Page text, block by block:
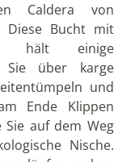
Caldera von
Diese Bucht mit
hält einige
Sie über karge
und
Ende Klippen
Sie auf dem Weg
Nische.